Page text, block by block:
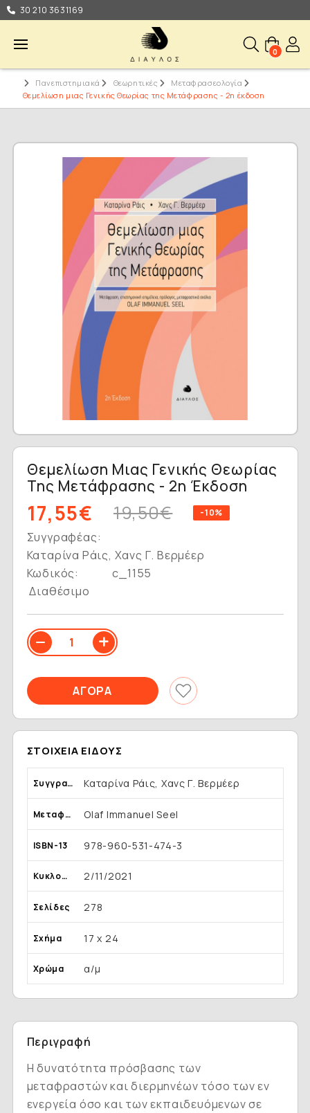
30 210 3631169
0
Πανεπιστημιακά Θεωρητικές
Μεταφρασεολογία
Θεμελίωση μιας Γενικής Θεωρίας της Μετάφρασης - 2η έκδοση
Θεμελίωση Μιας Γενικής Θεωρίας
Της Μετάφρασης - 2η Έκδοση
17,55€ 19,50€ -10%
Συγγραφέας:
Καταρίνα Ράις, Χανς Γ. Βερμέερ
Κωδικός:
c_1155
Διαθέσιμο
ΣΤΟΙΧΕΊΑ ΕΊΔΟΥΣ
Συγγραφέας Καταρίνα Ράις, Χανς Γ. Βερμέερ
Μεταφραστής Olaf Immanuel Seel
ISBN-13 978-960-531-474-3
Κυκλοφορία 2/11/2021
Σελίδες 278
Σχήμα 17 x 24
Χρώμα α/μ
Περιγραφή
Η δυνατότητα πρόσβασης των
μεταφραστών και διερμηνέων τόσο των εν
ενεργεία όσο και των εκπαιδευόμενων σε